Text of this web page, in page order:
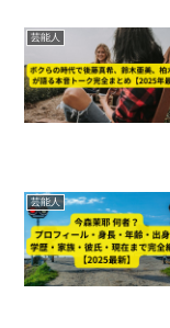
芸能人
芸能人